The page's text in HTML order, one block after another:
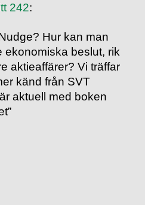
242:
Hur kan man
ekonomiska beslut, rik
aktieaffärer? Vi träffar
känd från SVT
aktuell med boken